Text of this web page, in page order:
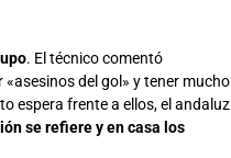
. El técnico comentó
del gol» y tener mucho
espera frente a ellos, el andaluz
se refiere y en casa los